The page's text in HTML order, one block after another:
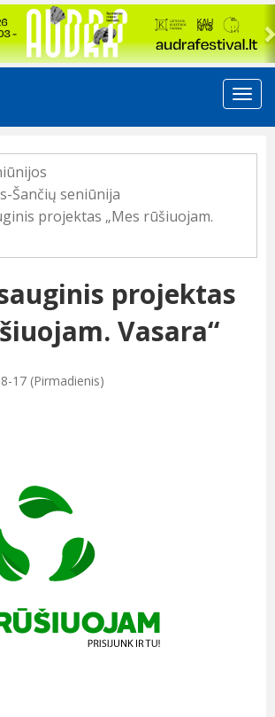
Šančių seniūnija
projektas „Mes rūšiuojam.
projektas
Vasara“
17 (Pirmadienis)